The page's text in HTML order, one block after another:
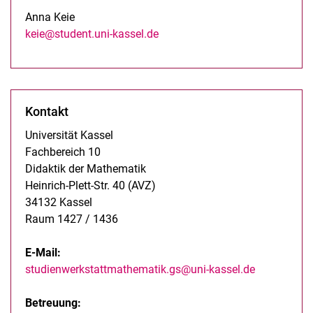
Anna Keie
keie@student.uni-kassel.de
Kontakt
Universität Kassel
Fachbereich 10
Didaktik der Mathematik
Heinrich-Plett-Str. 40 (AVZ)
34132 Kassel
Raum 1427 / 1436
E-Mail:
studienwerkstattmathematik.gs@uni-kassel.de
Betreuung: